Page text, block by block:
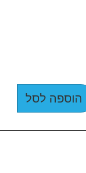
הוספה לסל